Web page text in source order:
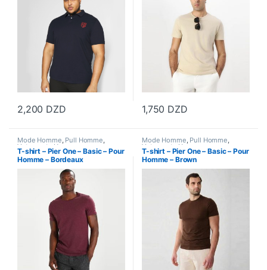
2,200 DZD
Ce produit a plusieurs variations. Les options peuvent être
1,750 DZD
Ce produit a plusieurs
Mode Homme, Pull Homme,
Vetements Homme
T-shirt – Pier One – Basic – Pour
Homme – Bordeaux
Mode Homme, Pull Homme,
Vetements Homme
T-shirt – Pier One – Basic – Pour
Homme – Brown